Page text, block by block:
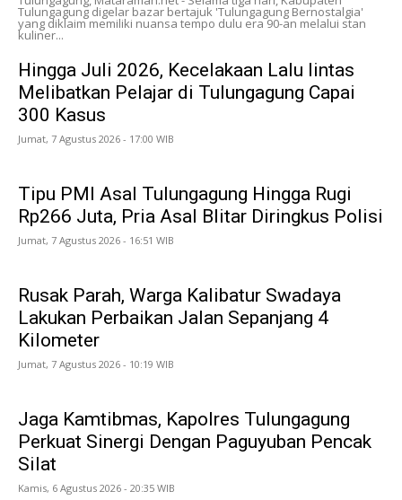
Tulungagung digelar bazar bertajuk 'Tulungagung Bernostalgia'
yang diklaim memiliki nuansa tempo dulu era 90-an melalui stan
kuliner...
Hingga Juli 2026, Kecelakaan Lalu lintas
Melibatkan Pelajar di Tulungagung Capai
300 Kasus
Jumat, 7 Agustus 2026 - 17:00 WIB
Tipu PMI Asal Tulungagung Hingga Rugi
Rp266 Juta, Pria Asal Blitar Diringkus Polisi
Jumat, 7 Agustus 2026 - 16:51 WIB
Rusak Parah, Warga Kalibatur Swadaya
Lakukan Perbaikan Jalan Sepanjang 4
Kilometer
Jumat, 7 Agustus 2026 - 10:19 WIB
Jaga Kamtibmas, Kapolres Tulungagung
Perkuat Sinergi Dengan Paguyuban Pencak
Silat
Kamis, 6 Agustus 2026 - 20:35 WIB